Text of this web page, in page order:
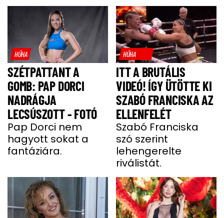
HŰHA
SZÉTPATTANT A
GOMB: PAP DORCI
NADRÁGJA
LECSÚSZOTT - FOTÓ
Pap Dorci nem
hagyott sokat a
fantáziára.
HŰHA
ITT A BRUTÁLIS
VIDEÓ! ÍGY ÜTÖTTE KI
SZABÓ FRANCISKA AZ
ELLENFELÉT
Szabó Franciska
szó szerint
lehengerelte
riválistát.